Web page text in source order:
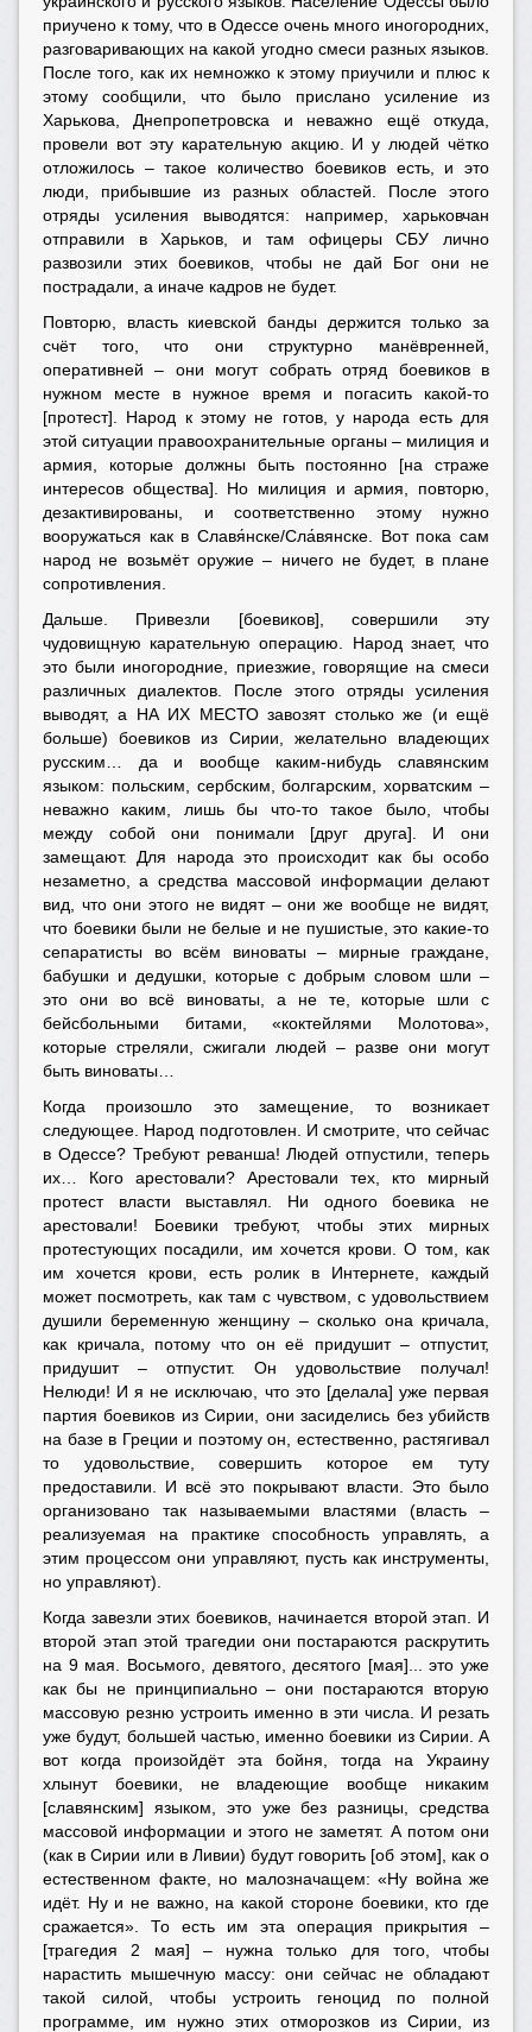
приучено к тому, что в Одессе очень много иногородних,
разговаривающих на какой угодно смеси разных языков.
После того, как их немножко к этому приучили и плюс к
этому сообщили, что было прислано усиление из
Харькова, Днепропетровска и неважно ещё откуда,
провели вот эту карательную акцию. И у людей чётко
отложилось – такое количество боевиков есть, и это
люди, прибывшие из разных областей. После этого
отряды усиления выводятся: например, харьковчан
отправили в Харьков, и там офицеры СБУ лично
развозили этих боевиков, чтобы не дай Бог они не
пострадали, а иначе кадров не будет.
Повторю, власть киевской банды держится только за
счёт того, что они структурно манёвренней,
оперативней – они могут собрать отряд боевиков в
нужном месте в нужное время и погасить какой-то
[протест]. Народ к этому не готов, у народа есть для
этой ситуации правоохранительные органы – милиция и
армия, которые должны быть постоянно [на страже
интересов общества]. Но милиция и армия, повторю,
дезактивированы, и соответственно этому нужно
вооружаться как в Славя́нске/Сла́вянске. Вот пока сам
народ не возьмёт оружие – ничего не будет, в плане
сопротивления.
Дальше. Привезли [боевиков], совершили эту
чудовищную карательную операцию. Народ знает, что
это были иногородние, приезжие, говорящие на смеси
различных диалектов. После этого отряды усиления
выводят, а НА ИХ МЕСТО завозят столько же (и ещё
больше) боевиков из Сирии, желательно владеющих
русским… да и вообще каким-нибудь славянским
языком: польским, сербским, болгарским, хорватским –
неважно каким, лишь бы что-то такое было, чтобы
между собой они понимали [друг друга]. И они
замещают. Для народа это происходит как бы особо
незаметно, а средства массовой информации делают
вид, что они этого не видят – они же вообще не видят,
что боевики были не белые и не пушистые, это какие-то
сепаратисты во всём виноваты – мирные граждане,
бабушки и дедушки, которые с добрым словом шли –
это они во всё виноваты, а не те, которые шли с
бейсбольными битами, «коктейлями Молотова»,
которые стреляли, сжигали людей – разве они могут
быть виноваты…
Когда произошло это замещение, то возникает
следующее. Народ подготовлен. И смотрите, что сейчас
в Одессе? Требуют реванша! Людей отпустили, теперь
их… Кого арестовали? Арестовали тех, кто мирный
протест власти выставлял. Ни одного боевика не
арестовали! Боевики требуют, чтобы этих мирных
протестующих посадили, им хочется крови. О том, как
им хочется крови, есть ролик в Интернете, каждый
может посмотреть, как там с чувством, с удовольствием
душили беременную женщину – сколько она кричала,
как кричала, потому что он её придушит – отпустит,
придушит – отпустит. Он удовольствие получал!
Нелюди! И я не исключаю, что это [делала] уже первая
партия боевиков из Сирии, они засиделись без убийств
на базе в Греции и поэтому он, естественно, растягивал
то удовольствие, совершить которое ем туту
предоставили. И всё это покрывают власти. Это было
организовано так называемыми властями (власть –
реализуемая на практике способность управлять, а
этим процессом они управляют, пусть как инструменты,
но управляют).
Когда завезли этих боевиков, начинается второй этап. И
второй этап этой трагедии они постараются раскрутить
на 9 мая. Восьмого, девятого, десятого [мая]... это уже
как бы не принципиально – они постараются вторую
массовую резню устроить именно в эти числа. И резать
уже будут, большей частью, именно боевики из Сирии. А
вот когда произойдёт эта бойня, тогда на Украину
хлынут боевики, не владеющие вообще никаким
[славянским] языком, это уже без разницы, средства
массовой информации и этого не заметят. А потом они
(как в Сирии или в Ливии) будут говорить [об этом], как о
естественном факте, но малозначащем: «Ну война же
идёт. Ну и не важно, на какой стороне боевики, кто где
сражается». То есть им эта операция прикрытия –
[трагедия 2 мая] – нужна только для того, чтобы
нарастить мышечную массу: они сейчас не обладают
такой силой, чтобы устроить геноцид по полной
программе, им нужно этих отморозков из Сирии, из